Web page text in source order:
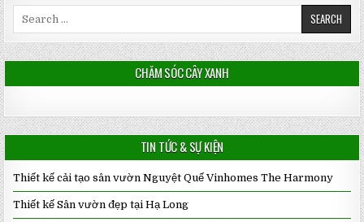
CHĂM SÓC CÂY XANH
TIN TỨC & SỰ KIỆN
Thiết kế cải tạo sân vườn Nguyệt Quế Vinhomes The Harmony
Thiết kế Sân vườn đẹp tại Hạ Long